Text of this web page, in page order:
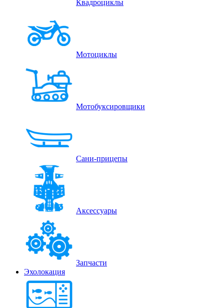
Квадроциклы
Мотоциклы
Мотобуксировщики
Сани-прицепы
Аксессуары
Запчасти
Эхолокация